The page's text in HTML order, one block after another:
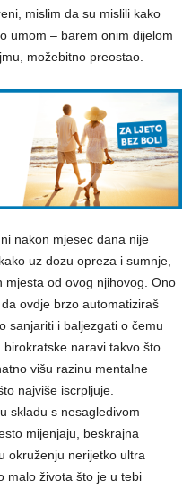
mislim da su mislili kako
umom – barem onim dijelom
možebitno preostao.
nakon mjesec dana nije
uz dozu opreza i sumnje,
mjesta od ovog njihovog. Ono
ovdje brzo automatiziraš
sanjariti i baljezgati o čemu
naravi takvo što
višu razinu mentalne
najviše iscrpljuje.
skladu s nesagledivom
mijenjaju, beskrajna
okruženju nerijetko ultra
malo života što je u tebi